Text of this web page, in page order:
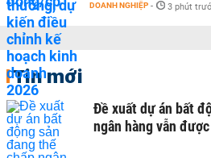
DOANH NGHIỆP - 3 phút
Tin mới
Đề xuất dự án bất
ngân hàng vẫn